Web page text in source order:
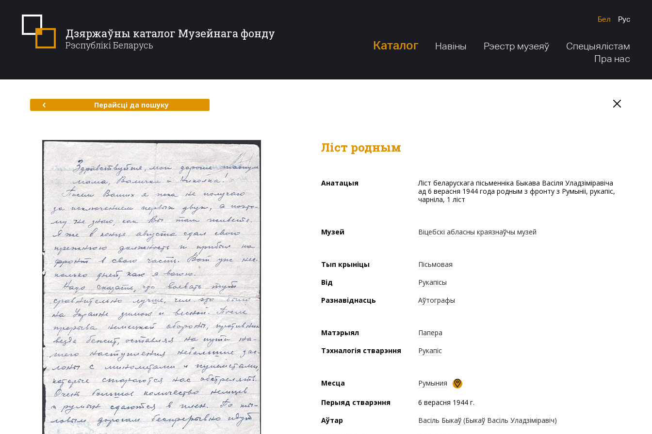
Дзяржаўны каталог Музейнага фонду
Рэспублікі Беларусь
Бел Рус
Каталог Навіны Рэестр музеяў
Спецыялістам
Пра нас
Перайсці да пошуку
Ліст родным
Анатацыя
Ліст беларускага пісьменніка Быкава Васіля Уладзіміравіча
ад 6 верасня 1944 года родным з фронту з Румыніі, рукапіс,
чарніла, 1 ліст
Музей Віцебскі абласны краязнаўчы музей
Тып крыніцы
Пісьмовая
Від
Рукапісы
Разнавіднасць
Аўтографы
Матэрыял
Папера
Тэхналогія стварэння
Рукапіс
Месца Румыния
Перыяд стварэння
6 верасня 1944 г.
Аўтар
Васіль Быкаў (Быкаў Васіль Уладзіміравіч)